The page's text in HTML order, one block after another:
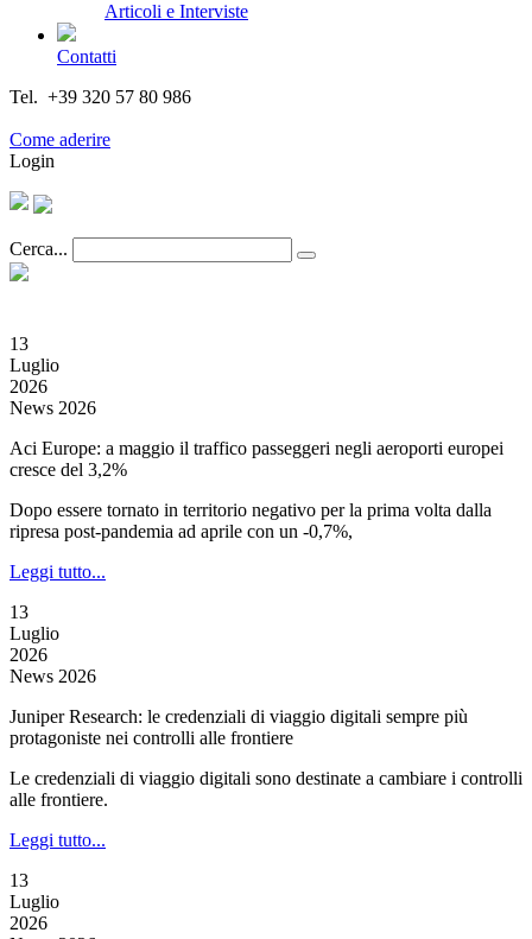
Articoli e Interviste
Contatti
Tel. +39 320 57 80 986
Come aderire
Login
Cerca...
13
Luglio
2026
News 2026
Aci Europe: a maggio il traffico passeggeri negli aeroporti europei
cresce del 3,2%
Dopo essere tornato in territorio negativo per la prima volta dalla
ripresa post-pandemia ad aprile con un -0,7%,
Leggi tutto...
13
Luglio
2026
News 2026
Juniper Research: le credenziali di viaggio digitali sempre più
protagoniste nei controlli alle frontiere
Le credenziali di viaggio digitali sono destinate a cambiare i controlli
alle frontiere.
Leggi tutto...
13
Luglio
2026